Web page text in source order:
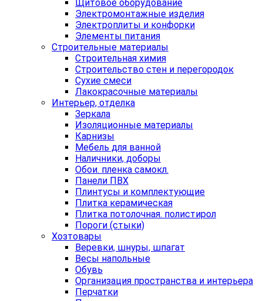
Щитовое оборудование
Электромонтажные изделия
Электроплиты и конфорки
Элементы питания
Строительные материалы
Строительная химия
Строительство стен и перегородок
Сухие смеси
Лакокрасочные материалы
Интерьер, отделка
Зеркала
Изоляционные материалы
Карнизы
Мебель для ванной
Наличники, доборы
Обои. пленка самокл.
Панели ПВХ
Плинтусы и комплектующие
Плитка керамическая
Плитка потолочная. полистирол
Пороги (стыки)
Хозтовары
Веревки, шнуры, шпагат
Весы напольные
Обувь
Организация пространства и интерьера
Перчатки